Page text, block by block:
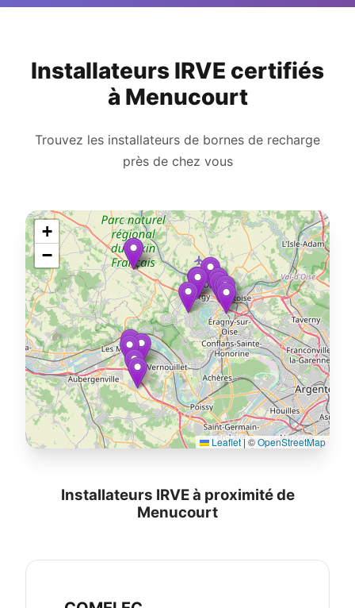
Installateurs IRVE certifiés
à Menucourt
Trouvez les installateurs de bornes de recharge
près de chez vous
+
−
Leaflet|©OpenStreetMap
Installateurs IRVE à proximité de
Menucourt